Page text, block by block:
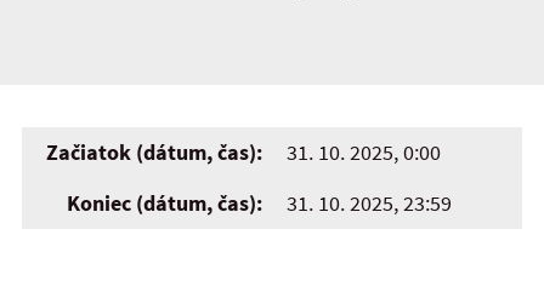
Začiatok (dátum, čas):
31. 10. 2025, 0:00
Koniec (dátum, čas):
31. 10. 2025, 23:59